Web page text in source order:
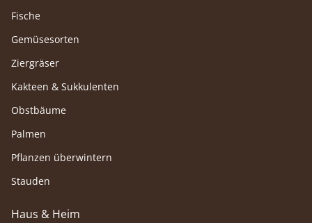
Fische
Gemüsesorten
Ziergräser
Kakteen & Sukkulenten
Obstbäume
Palmen
Pflanzen überwintern
Stauden
Haus & Heim